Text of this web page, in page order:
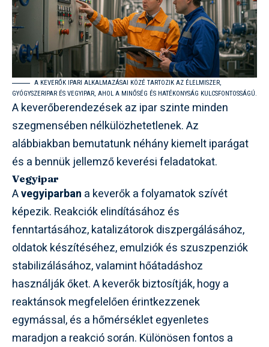
A KEVERŐK IPARI ALKALMAZÁSAI KÖZÉ TARTOZIK AZ ÉLELMISZER,
GYÓGYSZERIPAR ÉS VEGYIPAR, AHOL A MINŐSÉG ÉS HATÉKONYSÁG KULCSFONTOSSÁGÚ.
A keverőberendezések az ipar szinte minden
szegmensében nélkülözhetetlenek. Az
alábbiakban bemutatunk néhány kiemelt iparágat
és a bennük jellemző keverési feladatokat.
Vegyipar
Avegyiparban a keverők a folyamatok szívét
képezik. Reakciók elindításához és
fenntartásához, katalizátorok diszpergálásához,
oldatok készítéséhez, emulziók és szuszpenziók
stabilizálásához, valamint hőátadáshoz
használják őket. A keverők biztosítják, hogy a
reaktánsok megfelelően érintkezzenek
egymással, és a hőmérséklet egyenletes
maradjon a reakció során. Különösen fontos a